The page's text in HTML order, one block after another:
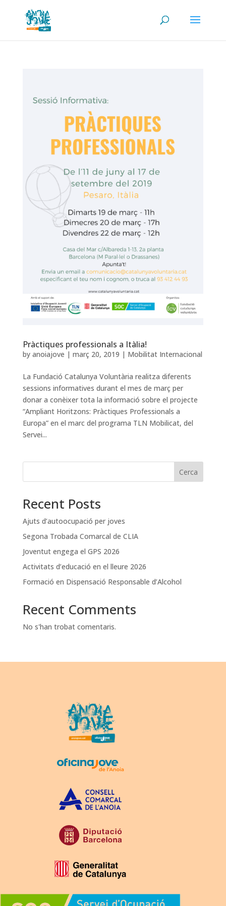
Pràctiques professionals a Itàlia!
by anoiajove | març 20, 2019 | Mobilitat Internacional
La Fundació Catalunya Voluntària realitza diferents
sessions informatives durant el mes de març per
donar a conèixer tota la informació sobre el projecte
“Ampliant Horitzons: Pràctiques Professionals a
Europa” en el marc del programa TLN Mobilicat, del
Servei...
Cerca
Recent Posts
Ajuts d’autoocupació per joves
Segona Trobada Comarcal de CLIA
Joventut engega el GPS 2026
Activitats d’educació en el lleure 2026
Formació en Dispensació Responsable d’Alcohol
Recent Comments
No s'han trobat comentaris.